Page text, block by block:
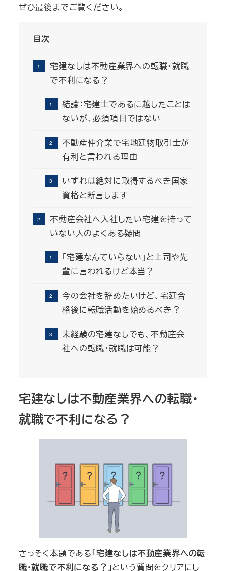
ぜひ最後までご覧ください。
目次
宅建なしは不動産業界への転職・就職
で不利になる？
結論：宅建士であるに越したことは
ないが、必須項目ではない
不動産仲介業で宅地建物取引士が
有利と言われる理由
いずれは絶対に取得するべき国家
資格と断言します
不動産会社へ入社したい宅建を持って
いない人のよくある疑問
「宅建なんていらない」と上司や先
輩に言われるけど本当？
今の会社を辞めたいけど、宅建合
格後に転職活動を始めるべき？
未経験の宅建なしでも、不動産会
社への転職・就職は可能？
宅建なしは不動産業界への転職・
就職で不利になる？
さっそく本題である「宅建なしは不動産業界への転
職・就職で不利になる？」という質問をクリアにし